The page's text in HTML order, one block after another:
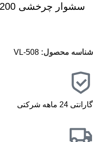
شناسه محصول: VL-508
گارانتی 24 ماهه شرکتی